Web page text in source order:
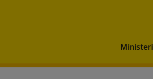
Ministeri